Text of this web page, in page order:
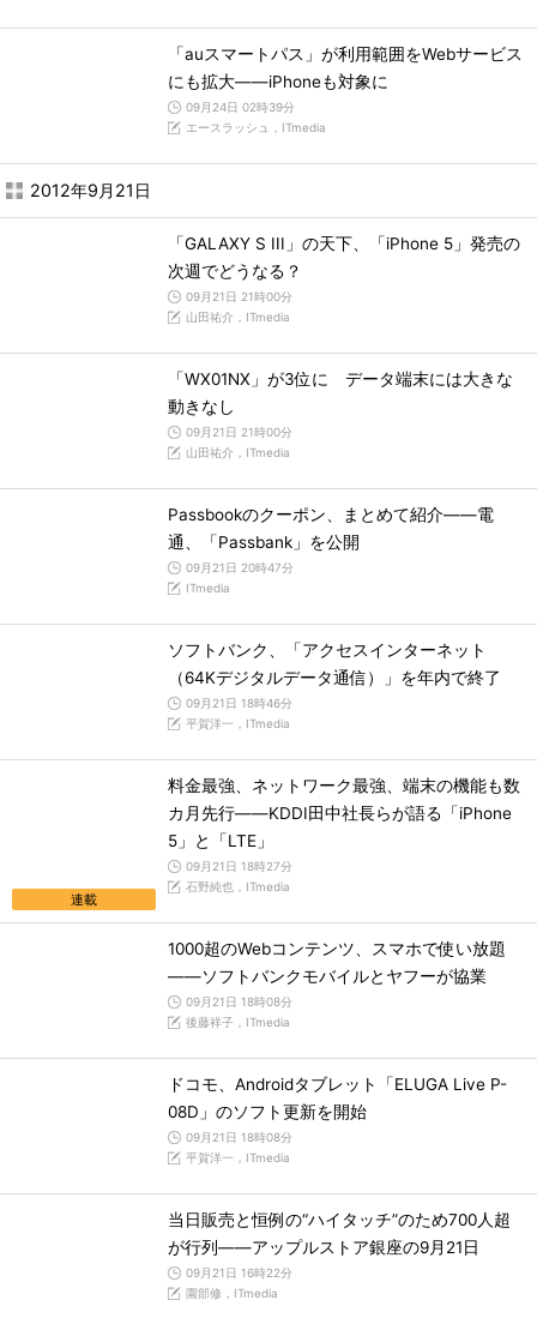
「auスマートパス」が利用範囲をWebサービス
にも拡大――iPhoneも対象に
09月24日 02時39分
エースラッシュ，ITmedia
2012年9月21日
「GALAXY S III」の天下、「iPhone 5」発売の
次週でどうなる？
09月21日 21時00分
山田祐介，ITmedia
「WX01NX」が3位に データ端末には大きな
動きなし
09月21日 21時00分
山田祐介，ITmedia
Passbookのクーポン、まとめて紹介――電
通、「Passbank」を公開
09月21日 20時47分
ITmedia
ソフトバンク、「アクセスインターネット
（64Kデジタルデータ通信）」を年内で終了
09月21日 18時46分
平賀洋一，ITmedia
連載
料金最強、ネットワーク最強、端末の機能も数
カ月先行――KDDI田中社長らが語る「iPhone
5」と「LTE」
09月21日 18時27分
石野純也，ITmedia
1000超のWebコンテンツ、スマホで使い放題
――ソフトバンクモバイルとヤフーが協業
09月21日 18時08分
後藤祥子，ITmedia
ドコモ、Androidタブレット「ELUGA Live P-
08D」のソフト更新を開始
09月21日 18時08分
平賀洋一，ITmedia
当日販売と恒例の“ハイタッチ”のため700人超
が行列――アップルストア銀座の9月21日
09月21日 16時22分
園部修，ITmedia